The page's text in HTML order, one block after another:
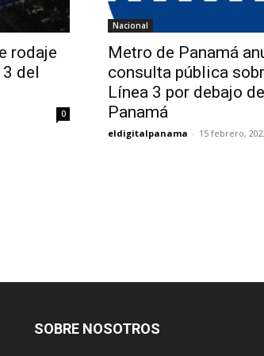
rodaje
del
0
Nacional
Metro de Panamá
consulta pública
Línea 3 por debajo
Panamá
eldigitalpanama - 15 febrero,
SOBRE NOSOTROS